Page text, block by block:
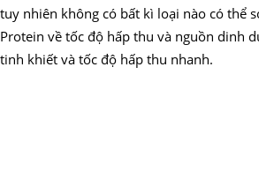
tuy nhiên không có bất kì loại nào có thể
Protein về tốc độ hấp thu và nguồn dinh
tinh khiết và tốc độ hấp thu nhanh.